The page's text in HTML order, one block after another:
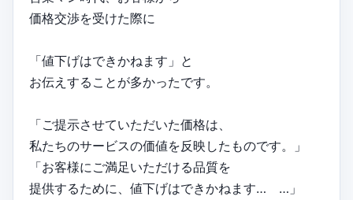
価格交渉を受けた際に
「値下げはできかねます」と
お伝えすることが多かったです。
「ご提示させていただいた価格は、
私たちのサービスの価値を反映したものです。」
「お客様にご満足いただける品質を
提供するために、値下げはできかねます… …」